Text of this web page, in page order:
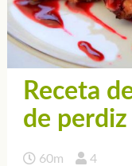
Receta
de perdiz
60m 4